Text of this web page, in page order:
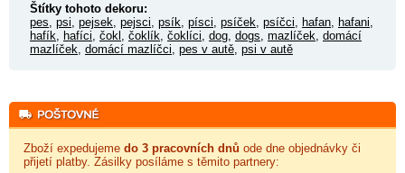
Štítky tohoto dekoru:
pes psi pejsek pejsci psík písci psíček psíčci hafan hafani
hafík hafíci čokl čoklík čoklíci dog dogs mazlíček domácí
mazlíček domácí mazlíčci pes v autě psi v autě
Zboží expedujeme do 3 pracovních dnů ode dne objednávky či
přijetí platby. Zásilky posíláme s těmito partnery: